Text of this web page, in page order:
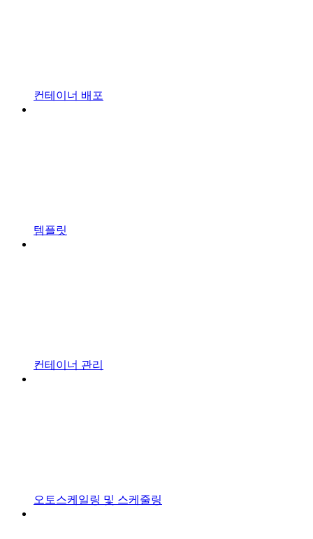
컨테이너 배포
템플릿
컨테이너 관리
오토스케일링 및 스케줄링